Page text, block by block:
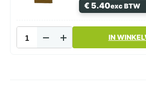
€ 5.40exc BTW
Rietjes
Bruin
IN